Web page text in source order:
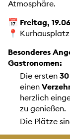
Atmosphäre.
📅 Freitag,
📍
Besonderes
Gastronomen:
Die ersten
einen
herzlich
zu genießen.
Die Plätze